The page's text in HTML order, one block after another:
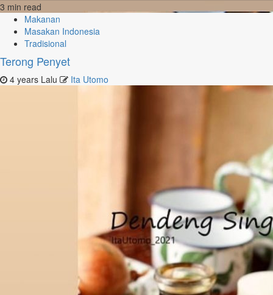
3 min read
Makanan
Masakan Indonesia
Tradisional
Terong Penyet
4 years Lalu Ita Utomo